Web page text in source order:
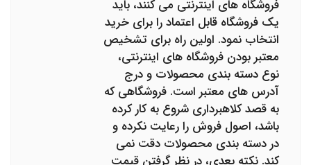
فروشگاه های اینترنتی می کنند، باید
یک فروشگاه قابل اعتماد را برای خرید
انتخاب نمود. اولین راه برای تشخیص
معتبر بودن فروشگاه های اینترنتی،
نوع دسته بندی محصولات و درج
آدرس های معتبر است. فروشگاهی که
به قصد کلاهبرداری شروع به کار کرده
باشد، اصول فروش را رعایت نکرده و
در دسته بندی محصولات دقت نمی
کند. نکته بعدی، در نظر گرفتن قیمت